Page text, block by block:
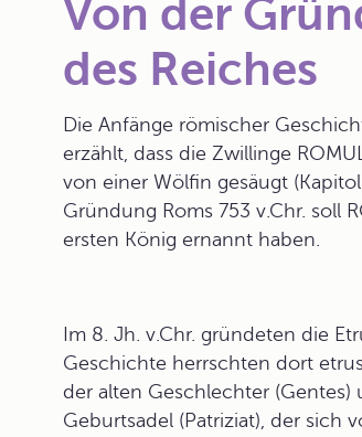
Von der
des Reiches
Die Anfänge römischer
erzählt, dass die Zwillinge
von einer Wölfin gesäugt
Gründung Roms 753 v.Chr. soll
ersten König ernannt haben.
Im 8. Jh. v.Chr. gründeten die
Geschichte herrschten dort
der alten Geschlechter
Geburtsadel (Patriziat), der sich